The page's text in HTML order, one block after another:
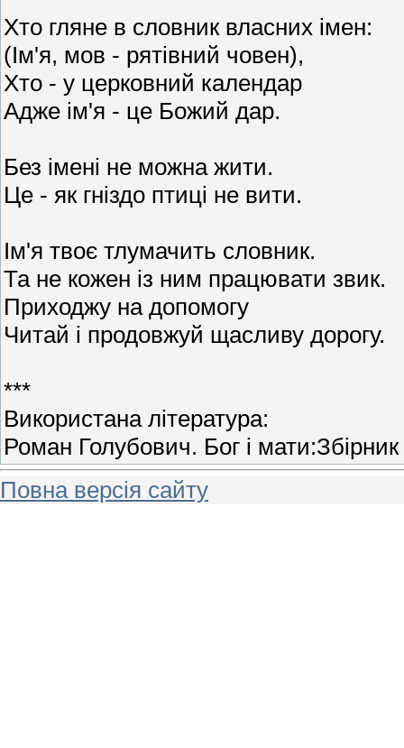
Хто гляне в словник власних імен:
(Ім'я, мов - рятівний човен),
Хто - у церковний календар
Адже ім'я - це Божий дар.
Без імені не можна жити.
Це - як гніздо птиці не вити.
Ім'я твоє тлумачить словник.
Та не кожен із ним працювати звик.
Приходжу на допомогу
Читай і продовжуй щасливу дорогу.
***
Використана література:
Роман Голубович. Бог і мати:Збірник
Повна версія сайту